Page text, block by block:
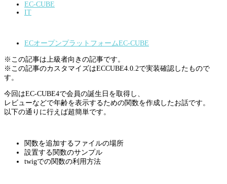
EC-CUBE
IT
ECオープンプラットフォームEC-CUBE
※この記事は上級者向きの記事です。
※この記事のカスタマイズはECCUBE4.0.2で実装確認したもので
す。
今回はEC-CUBE4で会員の誕生日を取得し、
レビューなどで年齢を表示するための関数を作成したお話です。
以下の通りに行えば超簡単です。
関数を追加するファイルの場所
設置する関数のサンプル
twigでの関数の利用方法